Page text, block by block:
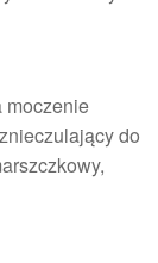
moczenie
do